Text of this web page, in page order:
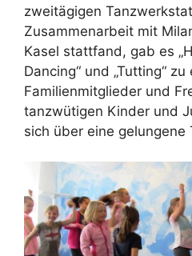
zweitägigen
Zusammenarbeit mit
Kasel stattfand, gab es
Dancing“ und „Tutting“
Familienmitglieder und
tanzwütigen Kinder und
sich über eine gelungene